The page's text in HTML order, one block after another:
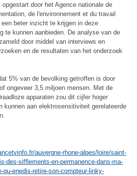
door het Agence nationale de
de l'environnement et du travail
beter inzicht te krijgen in deze
te kunnen aanbieden. De analyse van de
door middel van interviews en
en de resultaten van het onderzoek
5% van de bevolking getroffen is door
ongeveer 3,5 miljoen mensen. Met de
apparaten zou dit cijfer hoger
kunnen aan elektrosensitiviteit gerelateerde
auvergne-rhone-alpes/loire/saint-
des-sifflements-en-permanence-dans-ma-
qu-enedis-retire-son-compteur-linky-